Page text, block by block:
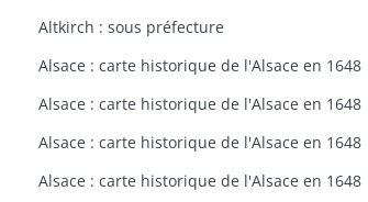
Altkirch : sous préfecture
Alsace : carte historique de l'Alsace en 1648
Alsace : carte historique de l'Alsace en 1648
Alsace : carte historique de l'Alsace en 1648
Alsace : carte historique de l'Alsace en 1648